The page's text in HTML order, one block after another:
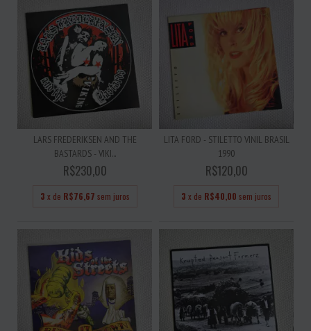
LARS FREDERIKSEN AND THE
BASTARDS - VIKI...
R$230,00
3 x de R$76,67 sem juros
LITA FORD - STILETTO VINIL BRASIL
1990
R$120,00
3 x de R$40,00 sem juros